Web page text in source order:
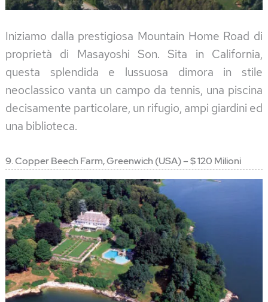
Iniziamo dalla prestigiosa Mountain Home Road di
proprietà di Masayoshi Son. Sita in California,
questa splendida e lussuosa dimora in stile
neoclassico vanta un campo da tennis, una piscina
decisamente particolare, un rifugio, ampi giardini ed
una biblioteca.
9. Copper Beech Farm, Greenwich (USA) – $ 120 Milioni